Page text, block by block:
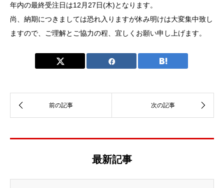
年内の最終受注日は12月27日(木)となります。
尚、納期につきましては恐れ入りますが休み明けは大変集中致し
ますので、ご理解とご協力の程、宜しくお願い申し上げます。
最新記事